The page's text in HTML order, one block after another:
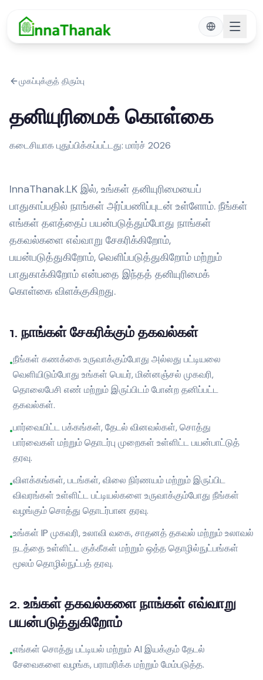
முகப்புக்குத் திரும்பு
தனியுரிமைக் கொள்கை
கடைசியாக புதுப்பிக்கப்பட்டது: மார்ச் 2026
InnaThanak.LK இல், உங்கள் தனியுரிமையைப்
பாதுகாப்பதில் நாங்கள் அர்ப்பணிப்புடன் உள்ளோம். நீங்கள்
எங்கள் தளத்தைப் பயன்படுத்தும்போது நாங்கள்
தகவல்களை எவ்வாறு சேகரிக்கிறோம்,
பயன்படுத்துகிறோம், வெளிப்படுத்துகிறோம் மற்றும்
பாதுகாக்கிறோம் என்பதை இந்தத் தனியுரிமைக்
கொள்கை விளக்குகிறது.
1. நாங்கள் சேகரிக்கும் தகவல்கள்
•நீங்கள் கணக்கை உருவாக்கும்போது அல்லது பட்டியலை
வெளியிடும்போது உங்கள் பெயர், மின்னஞ்சல் முகவரி,
தொலைபேசி எண் மற்றும் இருப்பிடம் போன்ற தனிப்பட்ட
தகவல்கள்.
•பார்வையிட்ட பக்கங்கள், தேடல் வினவல்கள், சொத்து
பார்வைகள் மற்றும் தொடர்பு முறைகள் உள்ளிட்ட பயன்பாட்டுத்
தரவு.
•விளக்கங்கள், படங்கள், விலை நிர்ணயம் மற்றும் இருப்பிட
விவரங்கள் உள்ளிட்ட பட்டியல்களை உருவாக்கும்போது நீங்கள்
வழங்கும் சொத்து தொடர்பான தரவு.
•உங்கள் IP முகவரி, உலாவி வகை, சாதனத் தகவல் மற்றும் உலாவல்
நடத்தை உள்ளிட்ட குக்கீகள் மற்றும் ஒத்த தொழில்நுட்பங்கள்
மூலம் தொழில்நுட்பத் தரவு.
2. உங்கள் தகவல்களை நாங்கள் எவ்வாறு
பயன்படுத்துகிறோம்
•எங்கள் சொத்து பட்டியல் மற்றும் AI இயக்கும் தேடல்
சேவைகளை வழங்க, பராமரிக்க மற்றும் மேம்படுத்த.